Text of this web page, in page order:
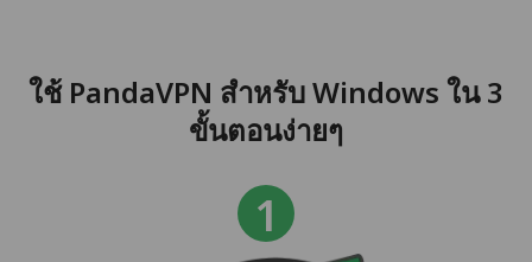
ใช้ PandaVPN สำหรับ Windows ใน 3
ขั้นตอนง่ายๆ